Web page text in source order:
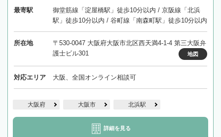
最寄駅
御堂筋線「淀屋橋駅」徒歩10分以内 / 京阪線「北浜
駅」徒歩10分以内 / 谷町線「南森町駅」徒歩10分以内
所在地
〒530-0047 大阪府大阪市北区西天満4-1-4 第三大阪弁
護士ビル301
地図
対応エリア 大阪、全国オンライン相談可
大阪府 大阪市 北浜駅
詳細を見る